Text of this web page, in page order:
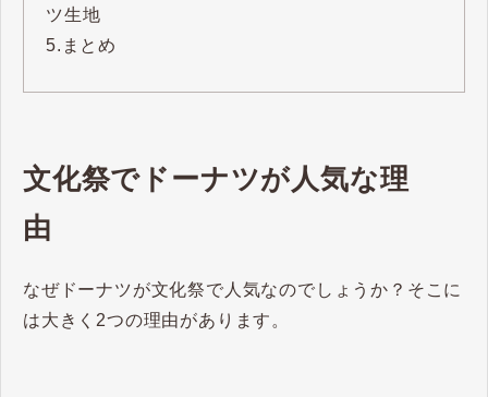
ツ生地
5. まとめ
文化祭でドーナツが人気な理
由
なぜドーナツが文化祭で人気なのでしょうか？そこに
は大きく2つの理由があります。